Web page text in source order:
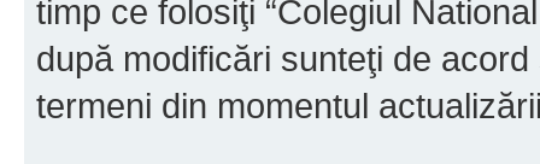
timp ce folosiţi “Colegiul
după modificări sunteţi de
termeni din momentul